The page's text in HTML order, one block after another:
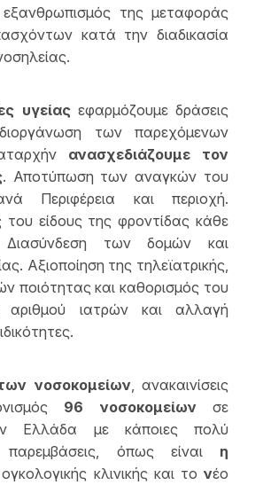
της μεταφοράς
κατά την διαδικασία
υγείαςεφαρμόζουμε δράσεις
των παρεχόμενων
ανασχεδιάζουμε τον
. Αποτύπωση των αναγκών του
Περιφέρεια και περιοχή.
του είδους της φροντίδας κάθε
Διασύνδεση των δομών και
Αξιοποίηση της τηλεϊατρικής,
ποιότητας και καθορισμός του
αριθμού ιατρών και αλλαγή
νοσοκομείων , ανακαινίσεις
96 νοσοκομείων σε
Ελλάδα με κάποιες πολύ
παρεμβάσεις, όπως είναι η
κλινικής και το νέο